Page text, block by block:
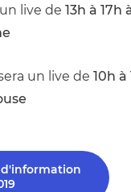
live de 13h à 17h
un live de 10h à
d'information